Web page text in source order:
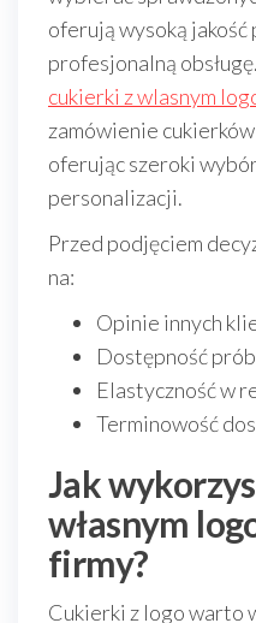
oferują wysoką
profesjonalną
cukierki z wlasnym
zamówienie
oferując szeroki
personalizacji.
Przed podjęciem
na:
Opinie innych
Dostępność
Elastyczność w
Terminowość
Jak
własnym
firmy?
Cukierki z logo warto